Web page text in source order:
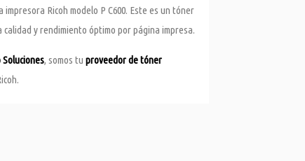
Ricoh modelo P C600. Este es un tóner
y rendimiento óptimo por página impresa.
, somos tu proveedor de tóner